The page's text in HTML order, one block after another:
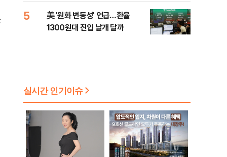
5
美 '원화 변동성' 언급…환율
1300원대 진입 날개 달까